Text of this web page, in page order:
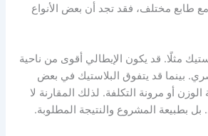
طابع مختلف، فقد تجد أن بعض الأنواع
مثلًا. قد يكون الإيطالي أقوى من ناحية
بينما قد يتفوق البلاستيك في بعض
أو مرونة التكلفة. لذلك المقارنة لا
بطبيعة المشروع والنتيجة المطلوبة.